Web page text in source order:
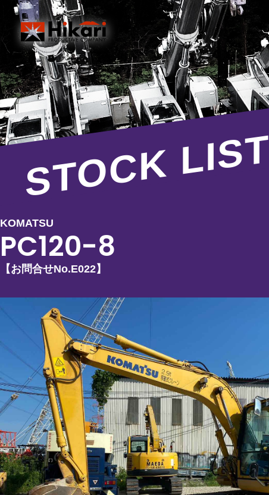
STOCK LIST
KOMATSU
PC120-8
【お問合せNo.E022】